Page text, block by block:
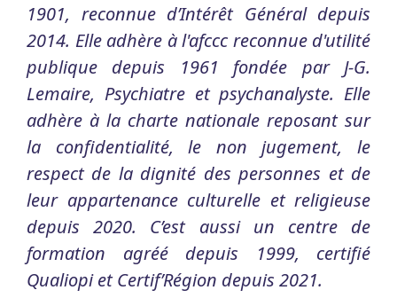
1901, reconnue d’Intérêt Général depuis
2014. Elle adhère à l'afccc reconnue d'utilité
publique depuis 1961 fondée par J-G.
Lemaire, Psychiatre et psychanalyste. Elle
adhère à la charte nationale reposant sur
la confidentialité, le non jugement, le
respect de la dignité des personnes et de
leur appartenance culturelle et religieuse
depuis 2020. C’est aussi un centre de
formation agréé depuis 1999, certifié
Qualiopi et Certif’Région depuis 2021.